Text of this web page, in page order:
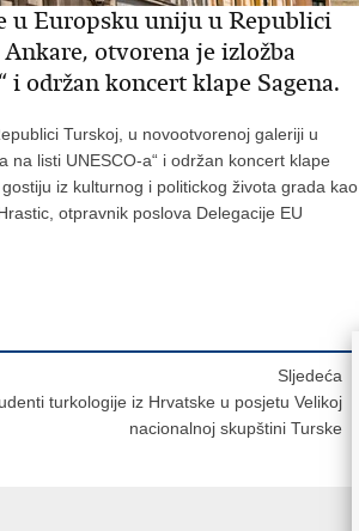
u Europsku uniju u Republici
otvorena je izložba
održan koncert klape Sagena.
Turskoj, u novootvorenoj galeriji u
listi UNESCO-a“ i održan koncert klape
iz kulturnog i politickog života grada kao
otpravnik poslova Delegacije EU
Sljedeća
turkologije iz Hrvatske u posjetu Velikoj
nacionalnoj skupštini Turske